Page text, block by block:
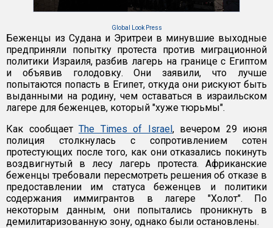
Global Look Press
Беженцы из Судана и Эритреи в минувшие выходные
предприняли попытку протеста против миграционной
политики Израиля, разбив лагерь на границе с Египтом
и объявив голодовку. Они заявили, что лучше
попытаются попасть в Египет, откуда они рискуют быть
выданными на родину, чем оставаться в израильском
лагере для беженцев, который "хуже тюрьмы".
Как сообщает The Times of Israel, вечером 29 июня
полиция столкнулась с сопротивлением сотен
протестующих после того, как они отказались покинуть
воздвигнутый в лесу лагерь протеста. Африканские
беженцы требовали пересмотреть решения об отказе в
предоставлении им статуса беженцев и политики
содержания иммигрантов в лагере "Холот". По
некоторым данным, они попытались проникнуть в
демилитаризованную зону, однако были остановлены.